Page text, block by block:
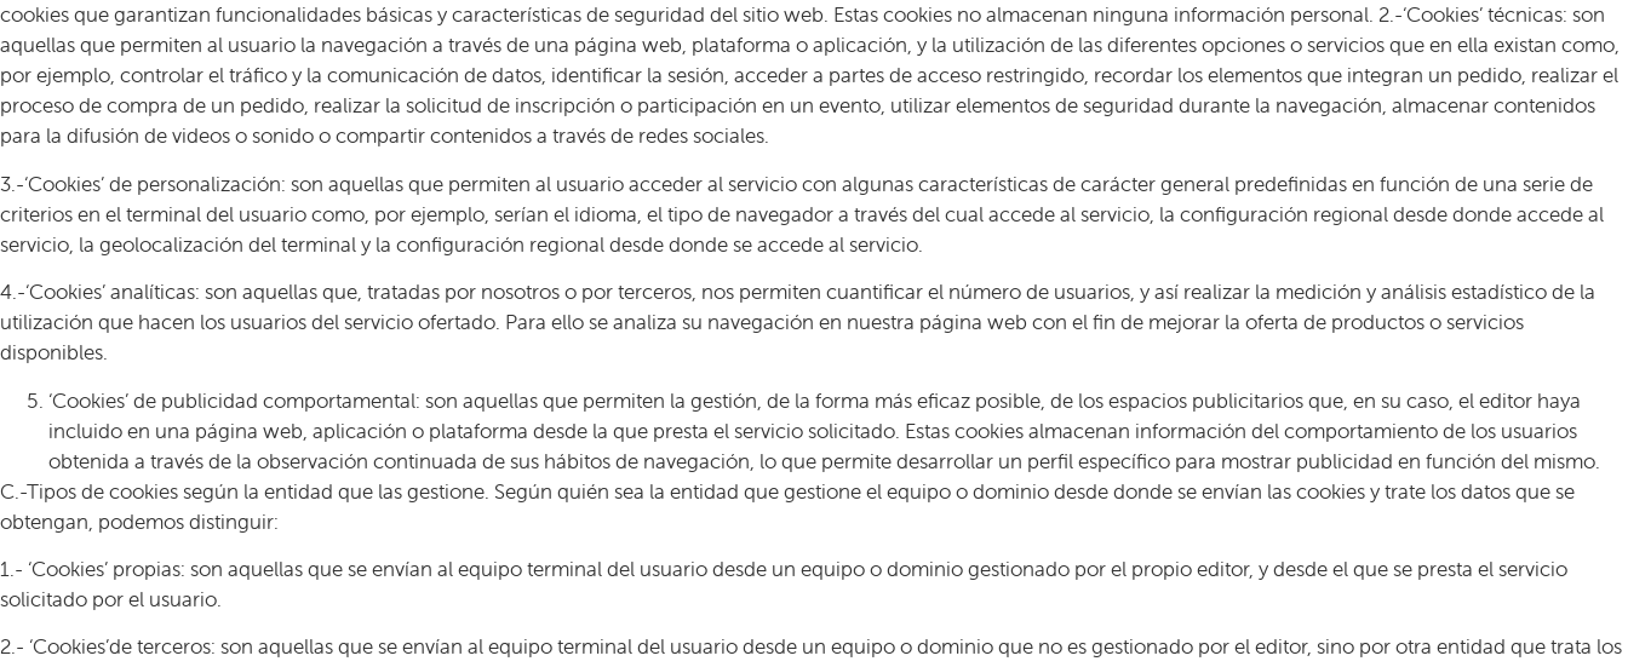
cookies que garantizan funcionalidades básicas y características de seguridad del sitio web. Estas cookies no almacenan ninguna información personal. 2.-‘Cookies’ técnicas: son
aquellas que permiten al usuario la navegación a través de una página web, plataforma o aplicación, y la utilización de las diferentes opciones o servicios que en ella existan como,
por ejemplo, controlar el tráfico y la comunicación de datos, identificar la sesión, acceder a partes de acceso restringido, recordar los elementos que integran un pedido, realizar el
proceso de compra de un pedido, realizar la solicitud de inscripción o participación en un evento, utilizar elementos de seguridad durante la navegación, almacenar contenidos
para la difusión de videos o sonido o compartir contenidos a través de redes sociales.
3.-‘Cookies’ de personalización: son aquellas que permiten al usuario acceder al servicio con algunas características de carácter general predefinidas en función de una serie de
criterios en el terminal del usuario como, por ejemplo, serían el idioma, el tipo de navegador a través del cual accede al servicio, la configuración regional desde donde accede al
servicio, la geolocalización del terminal y la configuración regional desde donde se accede al servicio.
4.-‘Cookies’ analíticas: son aquellas que, tratadas por nosotros o por terceros, nos permiten cuantificar el número de usuarios, y así realizar la medición y análisis estadístico de la
utilización que hacen los usuarios del servicio ofertado. Para ello se analiza su navegación en nuestra página web con el fin de mejorar la oferta de productos o servicios
disponibles.
‘Cookies’ de publicidad comportamental: son aquellas que permiten la gestión, de la forma más eficaz posible, de los espacios publicitarios que, en su caso, el editor haya
incluido en una página web, aplicación o plataforma desde la que presta el servicio solicitado. Estas cookies almacenan información del comportamiento de los usuarios
obtenida a través de la observación continuada de sus hábitos de navegación, lo que permite desarrollar un perfil específico para mostrar publicidad en función del mismo.
C.-Tipos de cookies según la entidad que las gestione. Según quién sea la entidad que gestione el equipo o dominio desde donde se envían las cookies y trate los datos que se
obtengan, podemos distinguir:
1.- ‘Cookies’ propias: son aquellas que se envían al equipo terminal del usuario desde un equipo o dominio gestionado por el propio editor, y desde el que se presta el servicio
solicitado por el usuario.
2.- ‘Cookies’de terceros: son aquellas que se envían al equipo terminal del usuario desde un equipo o dominio que no es gestionado por el editor, sino por otra entidad que trata los